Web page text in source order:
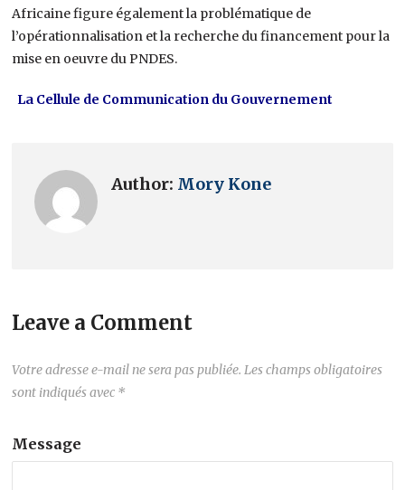
Africaine figure également la problématique de
l’opérationnalisation et la recherche du financement pour la
mise en oeuvre du PNDES.
La Cellule de Communication du Gouvernement
Author: Mory Kone
Leave a Comment
Votre adresse e-mail ne sera pas publiée. Les champs obligatoires
sont indiqués avec *
Message